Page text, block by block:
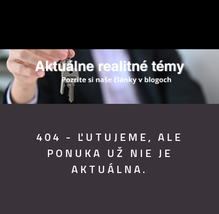
404 - ĽUTUJEME, ALE
PONUKA UŽ NIE JE
AKTUÁLNA.